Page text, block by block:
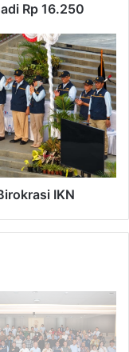
Rp 16.250
IKN